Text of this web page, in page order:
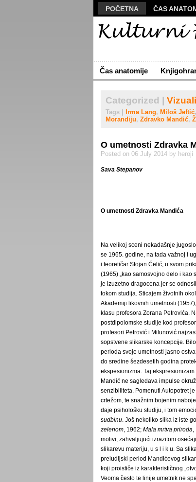
POČETNA ČAS
MANUSKRIPT
ARHIVA
O NAMA
Čas anatomije
Categorized | Vizuali
Tags | Irma Lang, Miloš Jeftić,
Morandiju, Zdravko Mandić,
O umetnosti Zdravka
Posted on 06 July 2014 by heroji
Sava Stepanov
O umetnosti Zdravka Mandića
Na velikoj sceni nekadašnje
se 1965. godine, na tada važnoj i
i teoretičar Stojan Ćelić, u svom
(1965) „kao samosvojno delo i kao
je izuzetno dragocena jer se
tokom studija. Sticajem životnih
Akademiji likovnih umetnosti
klasu profesora Zorana Petrovića.
postdipolomske studije kod
profesori Petrović i Milunović
sopstvene slikarske koncepcije.
perioda svoje umetnosti jasno
do sredine šezdesetih godina
ekspesionizma. Taj
Mandić ne sagledava impulse
senzibiliteta. Pomenuti Autopotret
crtežom, te snažnim bojenim
daje psihološku studiju, i tom
sudbinu. Još nekoliko slika iz iste
zelenom, 1962; Mala mrtva priroda,
motivi, zahvaljujući izrazitom
slikarevu materiju, u s l i k u. Sa
preludijski period Mandićevog
koji proističe iz karakterističnog
Veoma često te linije umetnik ne